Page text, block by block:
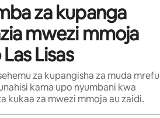
za kupanga
mwezi mmoja
Lisas
za kupangisha za muda mrefu
kama upo nyumbani kwa
kukaa za mwezi mmoja au zaidi.